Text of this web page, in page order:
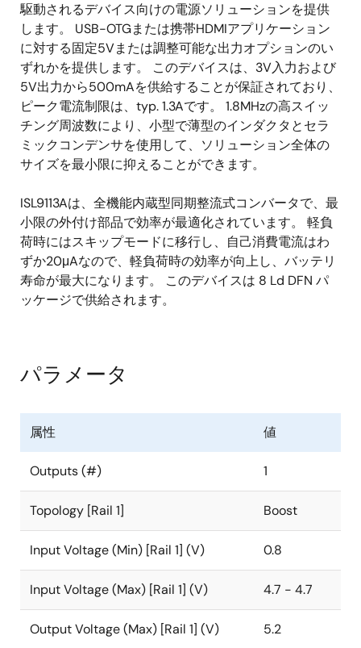
駆動されるデバイス向けの電源ソリューションを提供
します。 USB-OTGまたは携帯HDMIアプリケーション
に対する固定5Vまたは調整可能な出力オプションのい
ずれかを提供します。 このデバイスは、3V入力および
5V出力から500mAを供給することが保証されており、
ピーク電流制限は、typ. 1.3Aです。 1.8MHzの高スイッ
チング周波数により、小型で薄型のインダクタとセラ
ミックコンデンサを使用して、ソリューション全体の
サイズを最小限に抑えることができます。
ISL9113Aは、全機能内蔵型同期整流式コンバータで、最
小限の外付け部品で効率が最適化されています。 軽負
荷時にはスキップモードに移行し、自己消費電流はわ
ずか20μAなので、軽負荷時の効率が向上し、バッテリ
寿命が最大になります。 このデバイスは 8 Ld DFN パ
ッケージで供給されます。
パラメータ
属性 値
Outputs (#) 1
Topology [Rail 1] Boost
Input Voltage (Min) [Rail 1] (V) 0.8
Input Voltage (Max) [Rail 1] (V) 4.7 - 4.7
Output Voltage (Max) [Rail 1] (V) 5.2